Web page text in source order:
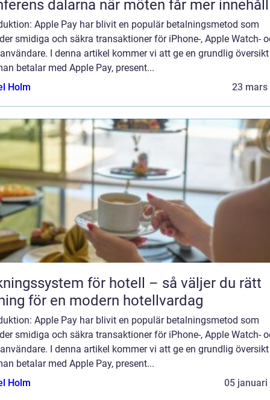
Konferens dalarna när möten får mer innehåll
Apple Pay har blivit en populär betalningsmetod som
smidiga och säkra transaktioner för iPhone-, Apple Watch-
I denna artikel kommer vi att ge en grundlig
betalar med Apple Pay, present...
Holm
23 mars
för hotell – så väljer du rätt
för en modern hotellvardag
Apple Pay har blivit en populär betalningsmetod som
smidiga och säkra transaktioner för iPhone-, Apple Watch-
I denna artikel kommer vi att ge en grundlig
betalar med Apple Pay, present...
Holm
05 januari